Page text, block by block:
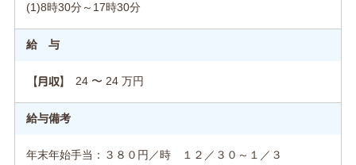
(1)8時30分～17時30分
給 与
【月収】 24 〜 24 万円
給与備考
年末年始手当：３８０円／時 １２／３０～１／３